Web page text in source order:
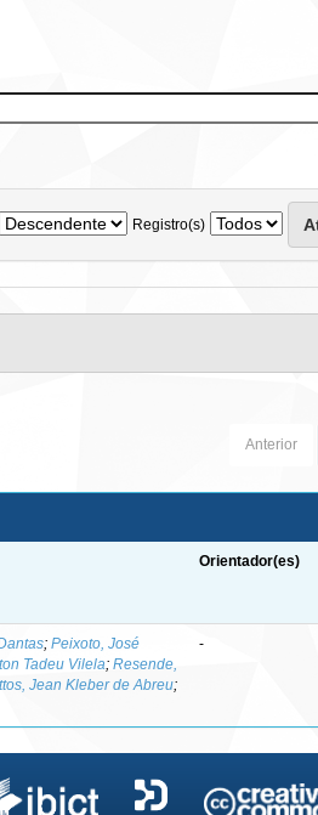
Registro(s)
Anterior
Orientador(es)
;Peixoto, José
Tadeu Vilela;Resende,
Jean Kleber de Abreu;
-